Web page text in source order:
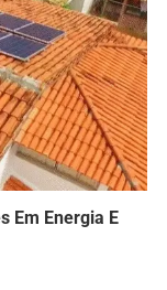
Em Energia E